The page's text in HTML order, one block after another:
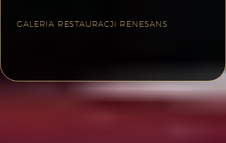
GALERIA RESTAURACJI RENESANS